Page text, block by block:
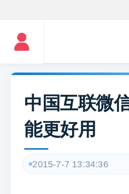
中国互联微
能更好用
2015-7-7 13:34:36